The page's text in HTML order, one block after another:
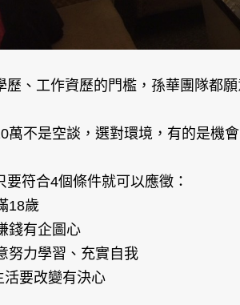
歷、工作資歷的門檻，孫華團隊都
萬不是空談，選對環境，有的是機會
要符合4個條件就可以應徵：
18歲
錢有企圖心
努力學習、充實自我
活要改變有決心